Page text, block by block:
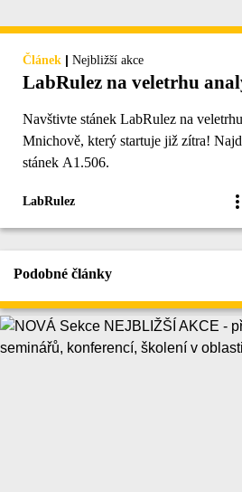
Článek | Nejbližší akce
LabRulez na veletrhu
Navštivte stánek LabRulez na
Mnichově, který startuje již zítra!
stánek A1.506.
LabRulez
Podobné články